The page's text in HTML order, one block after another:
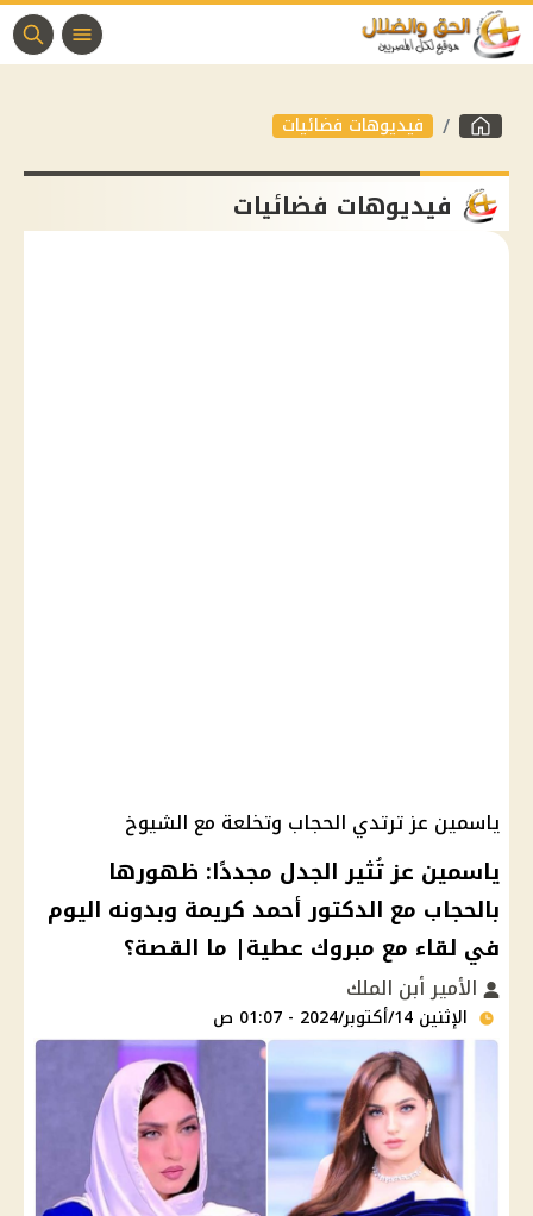
فيديوهات فضائيات
فيديوهات فضائيات
ياسمين عز ترتدي الحجاب وتخلعة مع الشيوخ
ياسمين عز تُثير الجدل مجددًا: ظهورها
بالحجاب مع الدكتور أحمد كريمة وبدونه اليوم
في لقاء مع مبروك عطية| ما القصة؟
الأمير أبن الملك
الإثنين 14/أكتوبر/2024 - 01:07 ص